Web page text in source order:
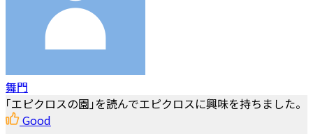
舞門
｢エピクロスの園｣を読んでエピクロスに興味を持ちました。
Good